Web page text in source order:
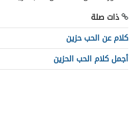
ذات صلة
كلام عن الحب حزين
أجمل كلام الحب الحزين